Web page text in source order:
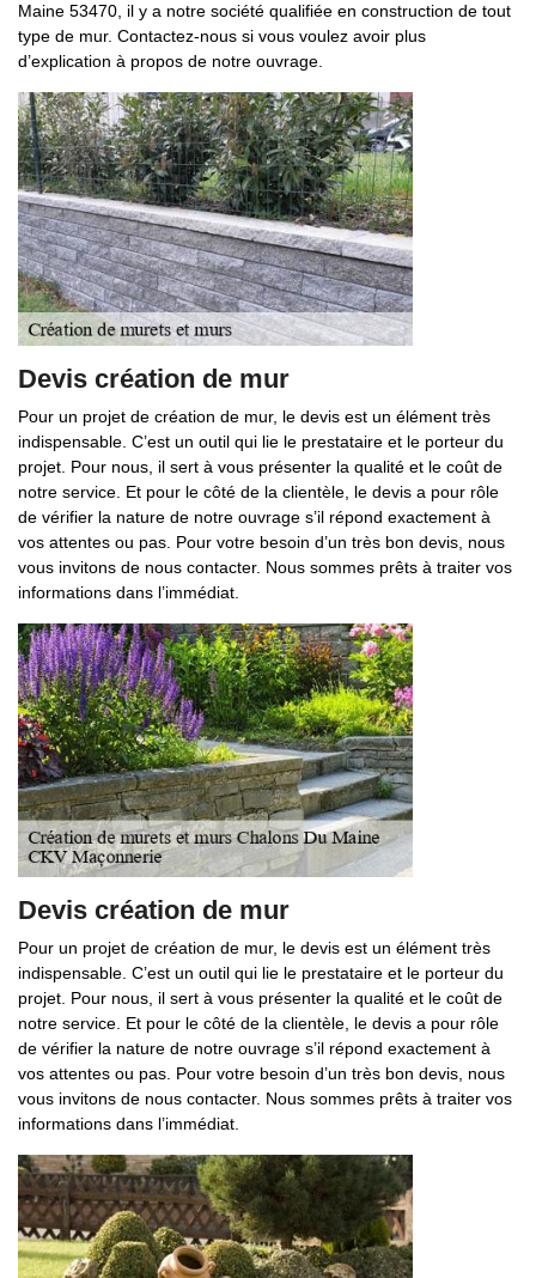
Maine 53470, il y a notre société qualifiée en construction de tout
type de mur. Contactez-nous si vous voulez avoir plus
d’explication à propos de notre ouvrage.
Devis création de mur
Pour un projet de création de mur, le devis est un élément très
indispensable. C’est un outil qui lie le prestataire et le porteur du
projet. Pour nous, il sert à vous présenter la qualité et le coût de
notre service. Et pour le côté de la clientèle, le devis a pour rôle
de vérifier la nature de notre ouvrage s’il répond exactement à
vos attentes ou pas. Pour votre besoin d’un très bon devis, nous
vous invitons de nous contacter. Nous sommes prêts à traiter vos
informations dans l’immédiat.
Devis création de mur
Pour un projet de création de mur, le devis est un élément très
indispensable. C’est un outil qui lie le prestataire et le porteur du
projet. Pour nous, il sert à vous présenter la qualité et le coût de
notre service. Et pour le côté de la clientèle, le devis a pour rôle
de vérifier la nature de notre ouvrage s’il répond exactement à
vos attentes ou pas. Pour votre besoin d’un très bon devis, nous
vous invitons de nous contacter. Nous sommes prêts à traiter vos
informations dans l’immédiat.